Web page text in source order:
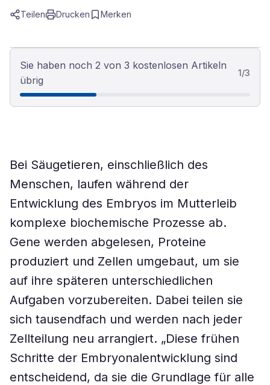
Teilen Drucken Merken
Sie haben noch 2 von 3 kostenlosen Artikeln
übrig
1/3
Bei Säugetieren, einschließlich des
Menschen, laufen während der
Entwicklung des Embryos im Mutterleib
komplexe biochemische Prozesse ab.
Gene werden abgelesen, Proteine
produziert und Zellen umgebaut, um sie
auf ihre späteren unterschiedlichen
Aufgaben vorzubereiten. Dabei teilen sie
sich tausendfach und werden nach jeder
Zellteilung neu arrangiert. „Diese frühen
Schritte der Embryonalentwicklung sind
entscheidend, da sie die Grundlage für alle